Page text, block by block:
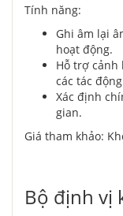
Tính năng:
Ghi âm lại
hoạt động.
Hỗ trợ cảnh
các tác
Xác định
gian.
Giá tham khảo:
Bộ định vị